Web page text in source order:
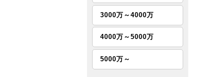
3000万～4000万
4000万～5000万
5000万～